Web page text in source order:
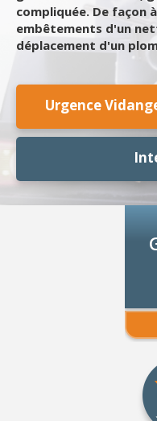
compliquée. De façon
embêtements d'un
déplacement d'un
Urgence